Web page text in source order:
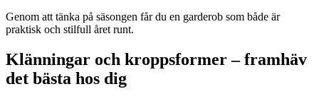
Genom att tänka på säsongen får du en garderob som både är
praktisk och stilfull året runt.
Klänningar och kroppsformer – framhäv
det bästa hos dig